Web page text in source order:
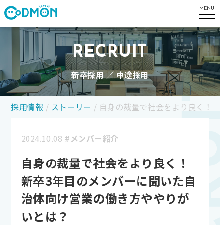
MENU
RECRUIT
新卒採用 ／ 中途採用
採用情報 / ストーリー / 自身の裁量で社会をより良く！
2024.10.08 #メンバー紹介
自身の裁量で社会をより良く！
新卒3年目のメンバーに聞いた自
治体向け営業の働き方ややりが
いとは？